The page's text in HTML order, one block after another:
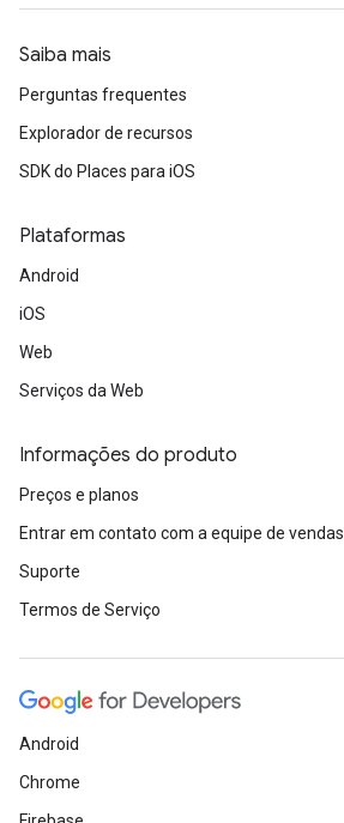
Saiba mais
Perguntas frequentes
Explorador de recursos
SDK do Places para iOS
Plataformas
Android
iOS
Web
Serviços da Web
Informações do produto
Preços e planos
Entrar em contato com a equipe de vendas
Suporte
Termos de Serviço
Android
Chrome